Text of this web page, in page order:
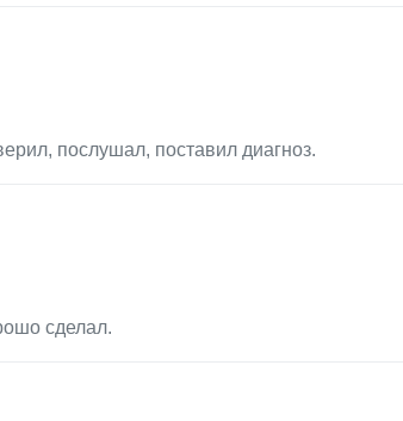
послушал, поставил диагноз.
сделал.